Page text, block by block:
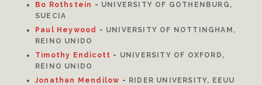
Bo Rothstein - UNIVERSITY OF GOTHENBURG,
SUECIA
Paul Heywood - UNIVERSITY OF NOTTINGHAM,
REINO UNIDO
Timothy Endicott - UNIVERSITY OF OXFORD,
REINO UNIDO
Jonathan Mendilow - RIDER UNIVERSITY, EEUU